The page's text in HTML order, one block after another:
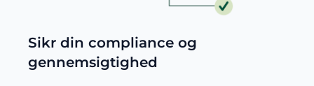
Sikr din compliance og
gennemsigtighed